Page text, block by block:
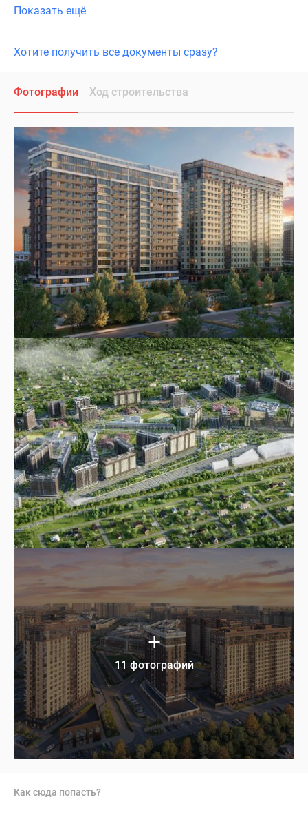
Показать ещё
Хотите получить все документы сразу?
Фотографии Ход строительства
11 фотографий
Как сюда попасть?